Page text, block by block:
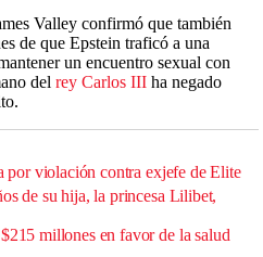
Valley confirmó que también
de que Epstein traficó a una
un encuentro sexual con
del rey Carlos III ha negado
por violación contra exjefe de Elite
de su hija, la princesa Lilibet,
millones en favor de la salud